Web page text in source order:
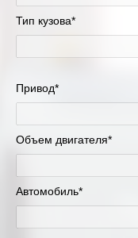
Тип кузова*
Привод*
Объем двигателя*
Автомобиль*